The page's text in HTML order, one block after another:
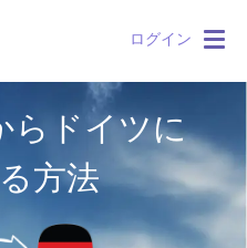
ログイン
らドイツに
方法